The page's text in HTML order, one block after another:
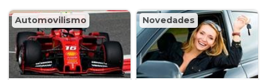
Automovilismo Novedades